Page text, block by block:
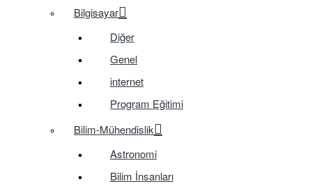
Bilgisayar
Diğer
Genel
internet
Program Eğitimi
Bilim-Mühendislik
Astronomi
Bilim İnsanları